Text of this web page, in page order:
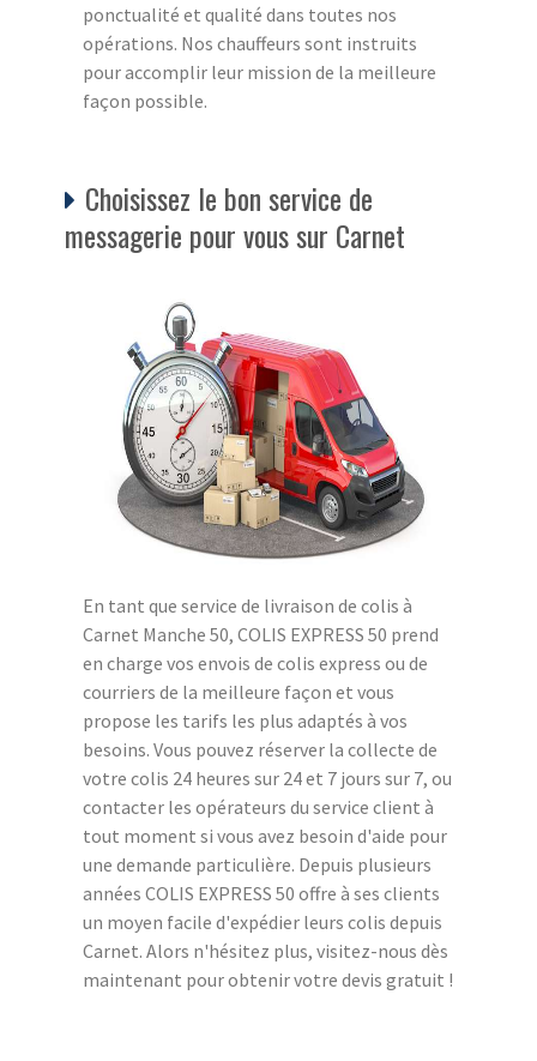
ponctualité et qualité dans toutes nos
opérations. Nos chauffeurs sont instruits
pour accomplir leur mission de la meilleure
façon possible.
Choisissez le bon service de
messagerie pour vous sur Carnet
En tant que service de livraison de colis à
Carnet Manche 50, COLIS EXPRESS 50 prend
en charge vos envois de colis express ou de
courriers de la meilleure façon et vous
propose les tarifs les plus adaptés à vos
besoins. Vous pouvez réserver la collecte de
votre colis 24 heures sur 24 et 7 jours sur 7, ou
contacter les opérateurs du service client à
tout moment si vous avez besoin d'aide pour
une demande particulière. Depuis plusieurs
années COLIS EXPRESS 50 offre à ses clients
un moyen facile d'expédier leurs colis depuis
Carnet. Alors n'hésitez plus, visitez-nous dès
maintenant pour obtenir votre devis gratuit !